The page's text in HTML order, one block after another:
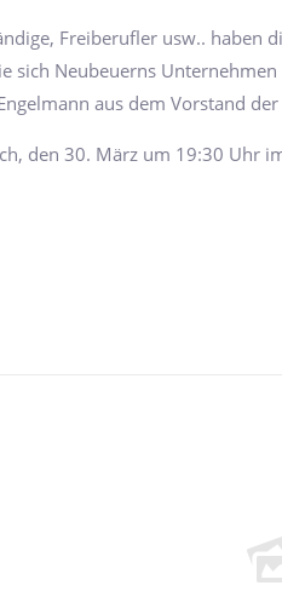
Freiberufler usw.. haben
sich Neubeuerns
aus dem Vorstand
den 30. März um 19:30 Uhr